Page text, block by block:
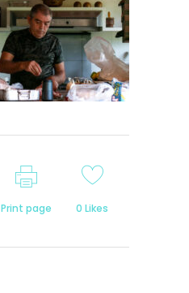
Print page 0 Likes